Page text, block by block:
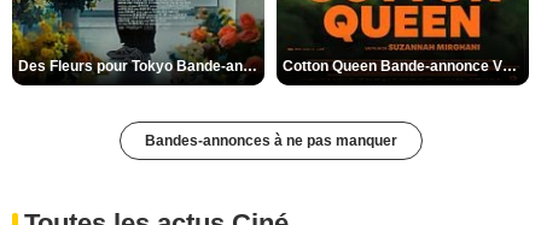
Des Fleurs pour Tokyo Bande-annonce VO STFR Cotton Queen Bande-annonce VO STFR
Bandes-annonces à ne pas manquer